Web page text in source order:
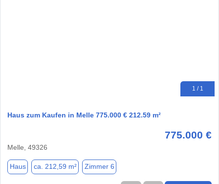
1 / 1
Haus zum Kaufen in Melle 775.000 € 212.59 m²
775.000 €
Melle, 49326
Haus ca. 212,59 m² Zimmer 6